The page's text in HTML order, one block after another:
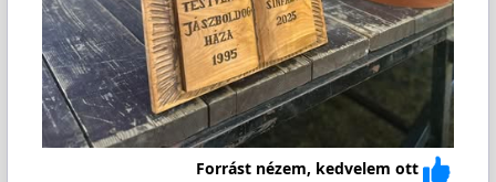
Forrást nézem, kedvelem ott